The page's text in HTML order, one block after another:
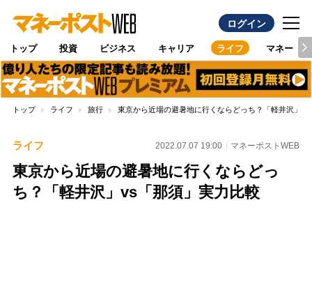
ログイン
トップ 投資 ビジネス キャリア ライフ マネー
トップ ライフ 旅行 東京から近場の避暑地に行くならどっち？「軽井沢」
ライフ 2022.07.07 19:00 マネーポストWEB
東京から近場の避暑地に行くならどっ
ち？「軽井沢」vs「那須」実力比較